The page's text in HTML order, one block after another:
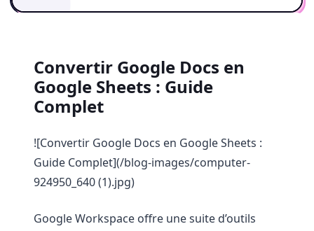
Convertir Google Docs en
Google Sheets : Guide
Complet
![Convertir Google Docs en Google Sheets :
Guide Complet](/blog-images/computer-
924950_640 (1).jpg)
Google Workspace offre une suite d’outils